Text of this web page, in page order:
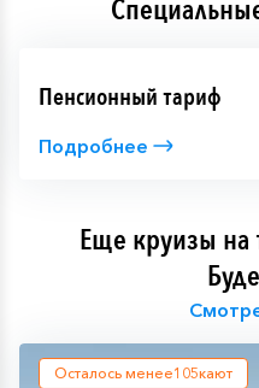
городок с исторической
собор Казанской
годом, и музей истории
Пенсионный тариф
Подробнее
Еще круизы на
Осталось менее105кают